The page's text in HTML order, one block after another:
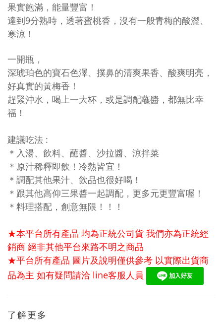
果實飽滿，能量豐富！
達到9分熟時，透著蜜桃香， 沒有一般青梅的酸澀、
寒涼！
一開瓶，
深琥珀色的寶石色澤、 撲鼻的清爽果香、 酸爽明亮，
好真實的黃梅香！
趕緊沖水，喝上一大杯， 或是調配蘸醬，都無比幸
福！
建議吃法 :
＊入湯、飲料、蘸醬、沙拉醬、涼拌菜
＊原汁稀釋即飲！冷熱皆宜！
＊調配其他果汁、飲品也很好喝！
＊跟其他高仰三果醬一起調配，更多元更豐富喔！
＊料理搭配，創意無限！！！
★本平台所有產品 均為正統公司貨 我們亦為正統經
銷商 絕非其他平台來路不明之商品
★平台所有產品 圖片及說明僅供參考 以實際出貨商
品為主 如有疑問請洽 line客服人員
了解更多